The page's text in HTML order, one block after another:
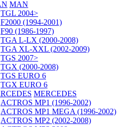
MAN
TGL 2004>
F2000 (1994-2001)
F90 (1986-1997)
TGA L-LX (2000-2008)
TGA XL-XXL (2002-2009)
TGS 2007>
TGX (2000-2008)
TGS EURO 6
TGX EURO 6
MERCEDES
ACTROS MP1 (1996-2002)
ACTROS MP1 MEGA (1996-2002)
ACTROS MP2 (2002-2008)